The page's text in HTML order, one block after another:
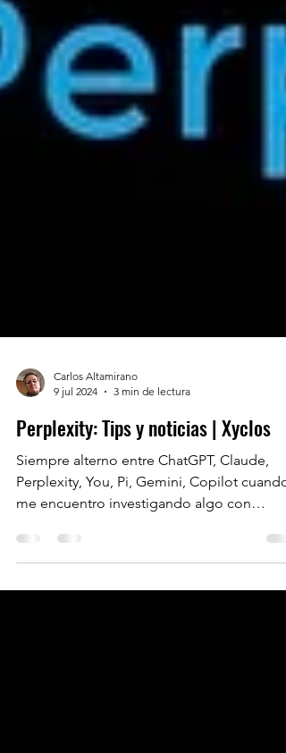
Carlos Altamirano
9 jul 2024
3 min de lectura
Perplexity: Tips y noticias | Xyclos
Perplexity, You, Pi, Gemini, Copilot cuando
me encuentro investigando algo con
Inteligencias...